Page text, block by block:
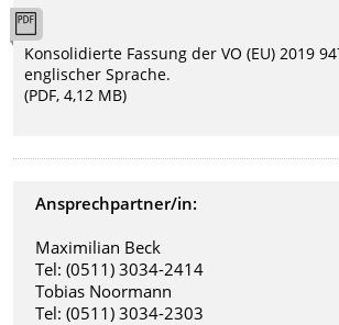
Konsolidierte Fassung der VO (EU) 2019
englischer Sprache.
(PDF, 4,12 MB)
Ansprechpartner/in:
Maximilian Beck
Tel: (0511) 3034-2414
Tobias Noormann
Tel: (0511) 3034-2303